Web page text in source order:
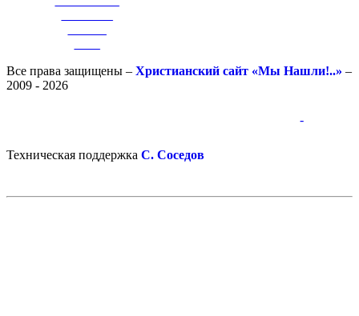
Все права защищены – Христианский сайт «Мы Нашли!..» –
2009 - 2026
-
Техническая поддержка С. Соседов